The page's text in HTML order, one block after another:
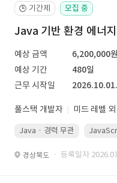
🕒 기간제 모집 중
Java 기반 환경 에너
예상 금액
6,200,000원
예상 기간
480일
근무 시작일
2026.10.01.
풀스택 개발자 미드 레벨
Java · 경력 무관
경상북도 · 등록일자